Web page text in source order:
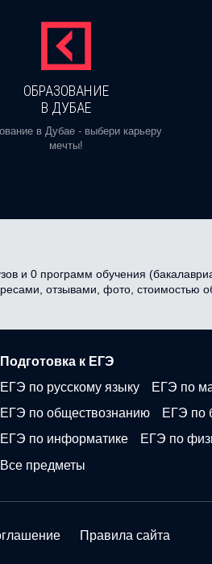
ОБРАЗОВАНИЕ
В ДУБАЕ
в Дубае - выбери карьеру
мечты!
и 0 программ обучения
отзывами, фото, стоимостью
Подготовка к ЕГЭ
ЕГЭ по русскому языку
ЕГЭ по
ЕГЭ по обществознанию
ЕГЭ по
ЕГЭ по информатике
ЕГЭ по
Все предметы
Правила сайта